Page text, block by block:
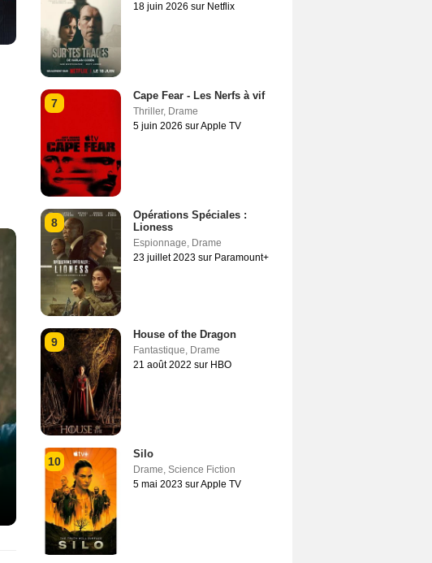
18 juin 2026 sur Netflix
7
Cape Fear - Les Nerfs à vif
Thriller, Drame
5 juin 2026 sur Apple TV
8
Opérations Spéciales :
Lioness
Espionnage, Drame
23 juillet 2023 sur Paramount+
9
House of the Dragon
Fantastique, Drame
21 août 2022 sur HBO
10
Silo
Drame, Science Fiction
5 mai 2023 sur Apple TV